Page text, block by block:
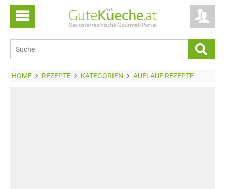
HOME REZEPTE KATEGORIEN AUFLAUF REZEPTE